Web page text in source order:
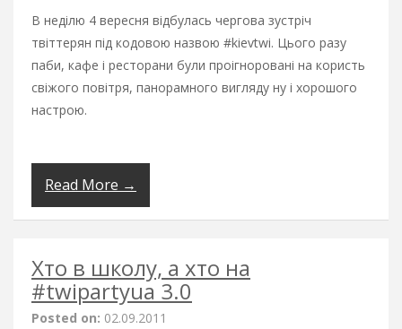
В неділю 4 вересня відбулась чергова зустріч
твіттерян під кодовою назвою #kievtwi. Цього разу
паби, кафе і ресторани були проігноровані на користь
свіжого повітря, панорамного вигляду ну і хорошого
настрою.
Read More →
Хто в школу, а хто на
#twipartyua 3.0
Posted on: 02.09.2011